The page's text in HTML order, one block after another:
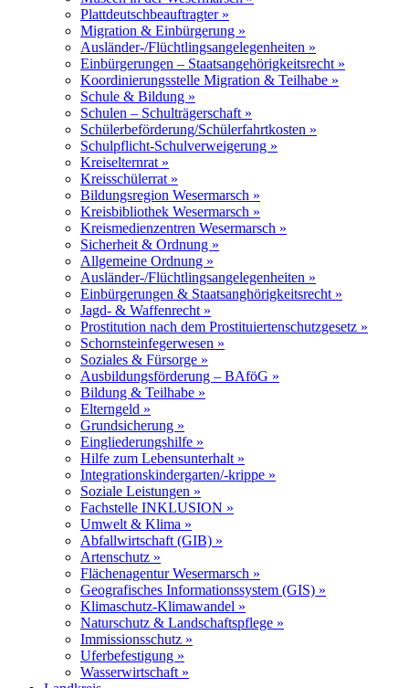
Plattdeutschbeauftragter »
Migration & Einbürgerung »
Ausländer-/Flüchtlingsangelegenheiten »
Einbürgerungen – Staatsangehörigkeitsrecht »
Koordinierungsstelle Migration & Teilhabe »
Schule & Bildung »
Schulen – Schulträgerschaft »
Schülerbeförderung/Schülerfahrtkosten »
Schulpflicht-Schulverweigerung »
Kreiselternrat »
Kreisschülerrat »
Bildungsregion Wesermarsch »
Kreisbibliothek Wesermarsch »
Kreismedienzentren Wesermarsch »
Sicherheit & Ordnung »
Allgemeine Ordnung »
Ausländer-/Flüchtlingsangelegenheiten »
Einbürgerungen & Staatsanghörigkeitsrecht »
Jagd- & Waffenrecht »
Prostitution nach dem Prostituiertenschutzgesetz »
Schornsteinfegerwesen »
Soziales & Fürsorge »
Ausbildungsförderung – BAföG »
Bildung & Teilhabe »
Elterngeld »
Grundsicherung »
Eingliederungshilfe »
Hilfe zum Lebensunterhalt »
Integrationskindergarten/-krippe »
Soziale Leistungen »
Fachstelle INKLUSION »
Umwelt & Klima »
Abfallwirtschaft (GIB) »
Artenschutz »
Flächenagentur Wesermarsch »
Geografisches Informationssystem (GIS) »
Klimaschutz-Klimawandel »
Naturschutz & Landschaftspflege »
Immissionsschutz »
Uferbefestigung »
Wasserwirtschaft »